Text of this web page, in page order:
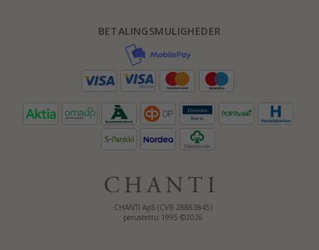
CHANTI ApS (CVR 28863845)
perustettu 1995 ©2026
BETALINGSMULIGHEDER